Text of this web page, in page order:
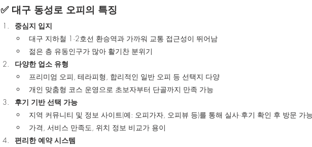
✅ 대구 동성로 오피의 특징
중심지 입지
대구 지하철 1·2호선 환승역과 가까워 교통 접근성이 뛰어남
젊은 층 유동인구가 많아 활기찬 분위기
다양한 업소 유형
프리미엄 오피, 테라피형, 합리적인 일반 오피 등 선택지 다양
개인 맞춤형 코스 운영으로 초보자부터 단골까지 만족 가능
후기 기반 선택 가능
지역 커뮤니티 및 정보 사이트(예: 오피가자, 오피뷰 등)를 통해 실사·후기 확인 후 방문 가
가격, 서비스 만족도, 위치 정보 비교가 용이
편리한 예약 시스템